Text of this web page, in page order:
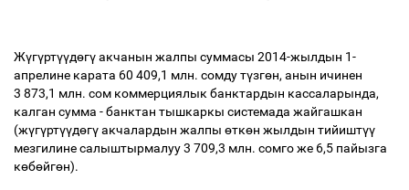
Жүгүртүүдөгүакчанын жалпы суммасы 2014-жылдын 1-
апрелине карата 60 409,1 млн. сомду түзгөн, анын ичинен
3 873,1 млн. сом коммерциялык банктардын кассаларында,
калган сумма - банктан тышкаркы системада жайгашкан
(жүгүртүүдөгүакчалардын жалпы өткөн жылдын тийиштүү
мезгилине салыштырмалуу 3 709,3 млн. сомго же 6,5 пайызга
көбөйгөн).